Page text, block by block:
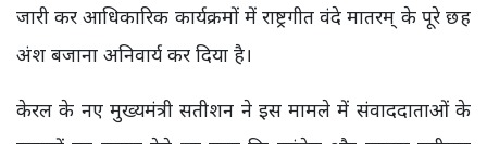
जारी कर आधिकारिक कार्यक्रमों में राष्ट्रगीत वंदे मातरम् के पूरे छह
अंश बजाना अनिवार्य कर दिया है।
केरल के नए मुख्यमंत्री सतीशन ने इस मामले में संवाददाताओं के